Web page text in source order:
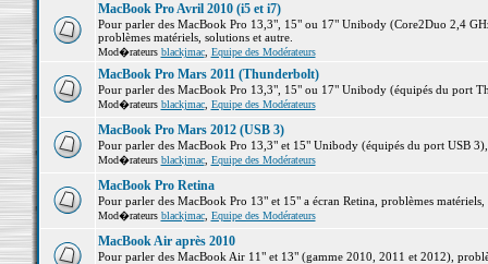
MacBook Pro Avril 2010 (i5 et i7)
Pour parler des MacBook Pro 13,3", 15" ou 17" Unibody (Core2Duo 2,4
problèmes matériels, solutions et autre.
Mod�rateurs blackjmac, Equipe des Modérateurs
MacBook Pro Mars 2011 (Thunderbolt)
Pour parler des MacBook Pro 13,3", 15" ou 17" Unibody (équipés du port
Mod�rateurs blackjmac, Equipe des Modérateurs
MacBook Pro Mars 2012 (USB 3)
Pour parler des MacBook Pro 13,3" et 15" Unibody (équipés du port USB
Mod�rateurs blackjmac, Equipe des Modérateurs
MacBook Pro Retina
Pour parler des MacBook Pro 13" et 15" a écran Retina, problèmes matériels,
Mod�rateurs blackjmac, Equipe des Modérateurs
MacBook Air après 2010
Pour parler des MacBook Air 11" et 13" (gamme 2010, 2011 et 2012),